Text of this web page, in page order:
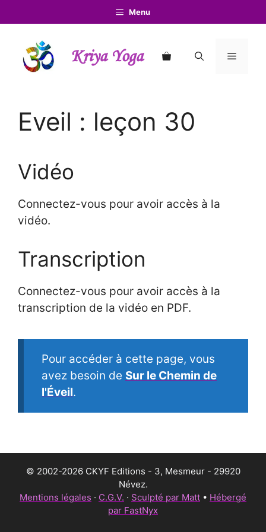
au
contenu
Menu
Kriya Yoga Menu
Eveil : leçon 30
Vidéo
Connectez-vous pour avoir accès à la
vidéo.
Transcription
Connectez-vous pour avoir accès à la
transcription de la vidéo en PDF.
Pour accéder à cette page, vous
avez besoin de Sur le Chemin de
l'Éveil.
© 2002-2026 CKYF Editions - 3, Mesmeur - 29920
Névez.
Mentions légales · C.G.V. · Sculpté par Matt • Hébergé
par FastNyx
Article ajouté au panier